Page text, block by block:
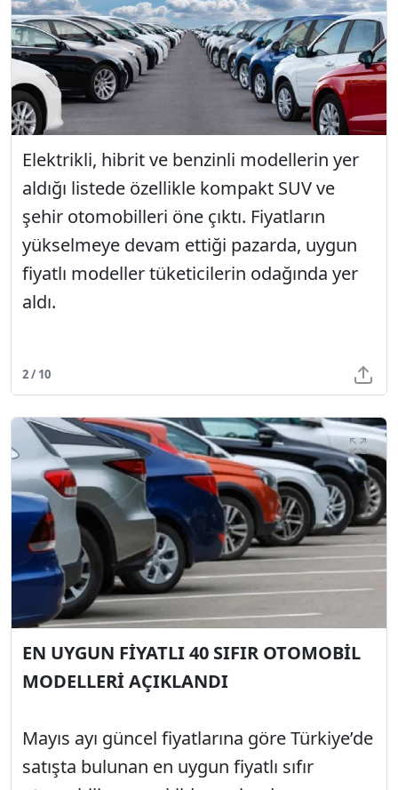
Elektrikli, hibrit ve benzinli modellerin yer
aldığı listede özellikle kompakt SUV ve
şehir otomobilleri öne çıktı. Fiyatların
yükselmeye devam ettiği pazarda, uygun
fiyatlı modeller tüketicilerin odağında yer
aldı.
2 / 10
EN UYGUN FİYATLI 40 SIFIR OTOMOBİL
MODELLERİ AÇIKLANDI
Mayıs ayı güncel fiyatlarına göre Türkiye’de
satışta bulunan en uygun fiyatlı sıfır